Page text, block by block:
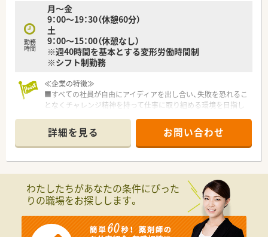
勤務
時間
月～金
9：00～19：30（休憩60分）
土
9：00～15：00（休憩なし）
※週40時間を基本とする変形労働時間制
※シフト制勤務
≪企業の特徴≫
■すべての社員が自由にアイディアを出し合い、失敗を恐れるこ
となくチャレンジ精神を持って仕事に取り組める環境を目指し
■薬剤師として更なるキャリアアップを目指す方はもちろん、薬
剤師としての枠を超えたキャリアアップのチャンスがたくさん
ある環境です
■東京、神奈川、千葉、埼玉を中心に約130店舗展開中の大手チェ
詳細を見る お問い合わせ
わたしたちがあなたの条件にぴった
りの職場をお探しします。